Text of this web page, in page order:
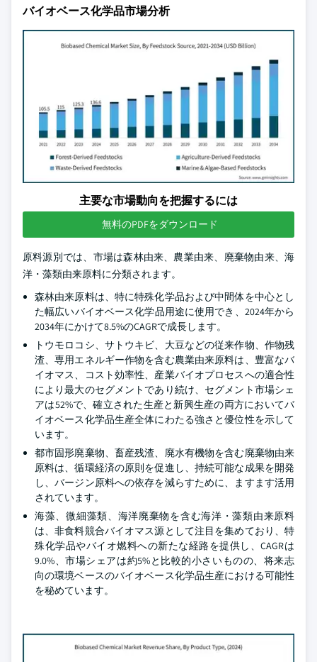
バイオベース化学品市場分析
主要な市場動向を把握するには
無料のPDFをダウンロード
原料源別では、市場は森林由来、農業由来、廃棄物由来、海
洋・藻類由来原料に分類されます。
森林由来原料は、特に特殊化学品および中間体を中心とし
た幅広いバイオベース化学品用途に使用でき、2024年から
2034年にかけて8.5%のCAGRで成長します。
トウモロコシ、サトウキビ、大豆などの従来作物、作物残
渣、専用エネルギー作物を含む農業由来原料は、豊富なバ
イオマス、コスト効率性、産業バイオプロセスへの適合性
により最大のセグメントであり続け、セグメント市場シェ
アは52%で、確立された生産と新興生産の両方においてバ
イオベース化学品生産全体にわたる強さと優位性を示して
います。
都市固形廃棄物、畜産残渣、廃水有機物を含む廃棄物由来
原料は、循環経済の原則を促進し、持続可能な成果を開発
し、バージン原料への依存を減らすために、ますます活用
されています。
海藻、微細藻類、海洋廃棄物を含む海洋・藻類由来原料
は、非食料競合バイオマス源として注目を集めており、特
殊化学品やバイオ燃料への新たな経路を提供し、CAGRは
9.0%、市場シェアは約5%と比較的小さいものの、将来志
向の環境ベースのバイオベース化学品生産における可能性
を秘めています。